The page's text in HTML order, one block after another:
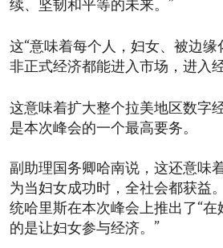
续、坚韧和平等的未来。”
这“意味着每个人，妇女、被边
非正式经济都能进入市场，进入
这意味着扩大整个拉美地区数字
是本次峰会的一个最高要务。
副助理国务卿哈南说，这还意味
为当妇女成功时，全社会都获益
统哈里斯在本次峰会上推出了“在
的是让妇女参与经济。”